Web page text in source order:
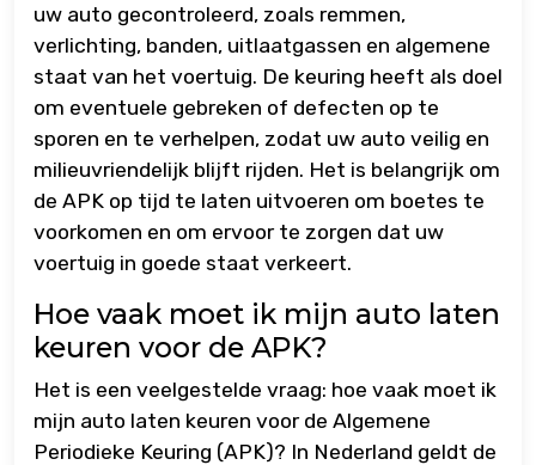
uw auto gecontroleerd, zoals remmen,
verlichting, banden, uitlaatgassen en algemene
staat van het voertuig. De keuring heeft als doel
om eventuele gebreken of defecten op te
sporen en te verhelpen, zodat uw auto veilig en
milieuvriendelijk blijft rijden. Het is belangrijk om
de APK op tijd te laten uitvoeren om boetes te
voorkomen en om ervoor te zorgen dat uw
voertuig in goede staat verkeert.
Hoe vaak moet ik mijn auto laten
keuren voor de APK?
Het is een veelgestelde vraag: hoe vaak moet ik
mijn auto laten keuren voor de Algemene
Periodieke Keuring (APK)? In Nederland geldt de